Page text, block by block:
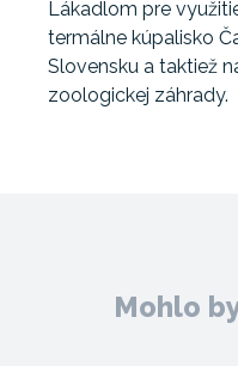
Lákadlom pre
termálne kúpalisko
Slovensku a taktiež
zoologickej záhrady.
Mohlo